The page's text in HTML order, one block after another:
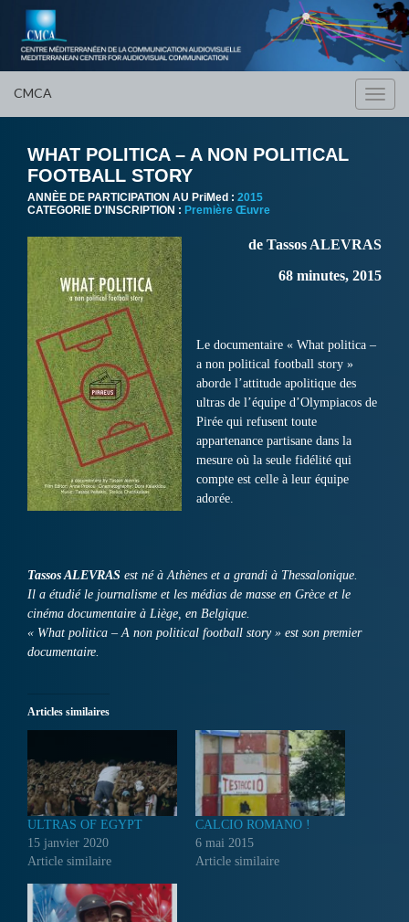
CMCA
WHAT POLITICA – A NON POLITICAL
FOOTBALL STORY
ANNÈE DE PARTICIPATION AU PriMed : 2015
CATEGORIE D'INSCRIPTION : Première Œuvre
de Tassos ALEVRAS
68 minutes, 2015
Le documentaire « What politica –
a non political football story »
aborde l’attitude apolitique des
ultras de l’équipe d’Olympiacos de
Pirée qui refusent toute
appartenance partisane dans la
mesure où la seule fidélité qui
compte est celle à leur équipe
adorée.
Tassos ALEVRAS est né à Athènes et a grandi à Thessalonique.
Il a étudié le journalisme et les médias de masse en Grèce et le
cinéma documentaire à Liège, en Belgique.
« What politica – A non political football story » est son premier
documentaire.
Articles similaires
ULTRAS OF EGYPT
15 janvier 2020
Article similaire
CALCIO ROMANO !
6 mai 2015
Article similaire